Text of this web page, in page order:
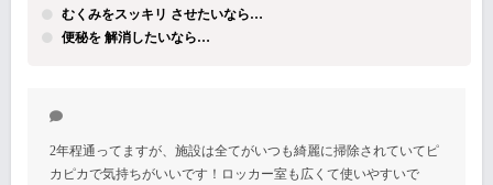
むくみをスッキリ させたいなら…
便秘を 解消したいなら…
2年程通ってますが、施設は全てがいつも綺麗に掃除されていてピ
カピカで気持ちがいいです！ロッカー室も広くて使いやすいで